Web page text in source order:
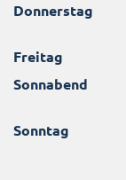
Donnerstag
Freitag
Sonnabend
Sonntag